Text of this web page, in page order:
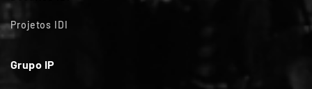
Projetos IDI
Grupo IP